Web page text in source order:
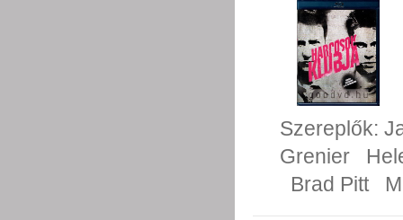
Szereplők:
Grenier
Brad Pitt